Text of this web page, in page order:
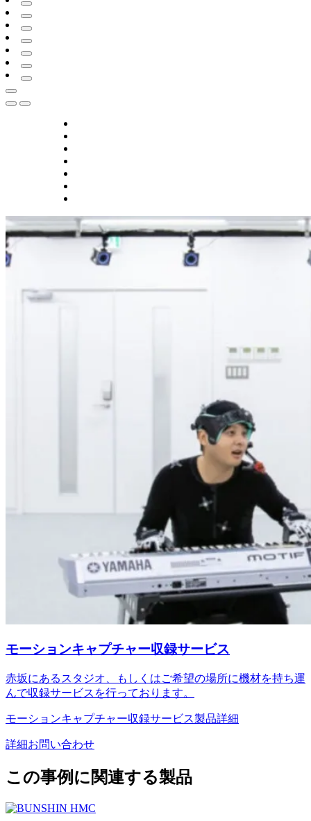
モーションキャプチャー収録サービス
赤坂にあるスタジオ、もしくはご希望の場所に機材を持ち運
んで収録サービスを行っております。
モーションキャプチャー収録サービス製品詳細
詳細お問い合わせ
この事例に関連する製品